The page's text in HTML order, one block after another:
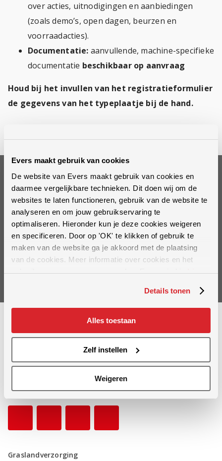
Evers maakt gebruik van cookies
De website van Evers maakt gebruik van cookies en
daarmee vergelijkbare technieken. Dit doen wij om de
websites te laten functioneren, gebruik van de website te
analyseren en om jouw gebruikservaring te
optimaliseren. Hieronder kun je deze cookies weigeren
en specificeren. Door op 'OK' te klikken of gebruik te
maken van de website ga je akkoord met de plaatsing
van de cookies. Meer informatie over cookies en het
gebruik van persoonsgegevens door Evers vind jehier.
Details tonen
Alles toestaan
Zelf instellen
Weigeren
over acties, uitnodigingen en aanbiedingen
(zoals demo’s, open dagen, beurzen en
voorraadacties).
Documentatie: aanvullende, machine-specifieke
documentatie beschikbaar op aanvraag
Houd bij het invullen van het registratieformulier
de gegevens van het typeplaatje bij de hand.
Op de hoogte blijven?
Schrijf je in voor onze nieuwsbrief
Inschrijven
bodembewerking, mestinwerking en graslandonderhoud.
Graslandverzorging